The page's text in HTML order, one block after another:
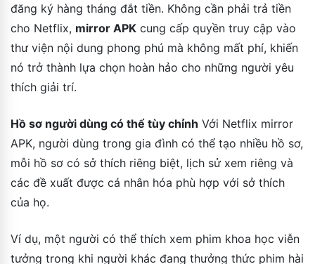
đăng ký hàng tháng đắt tiền. Không cần phải trả tiền
cho Netflix, mirror APK cung cấp quyền truy cập vào
thư viện nội dung phong phú mà không mất phí, khiến
nó trở thành lựa chọn hoàn hảo cho những người yêu
thích giải trí.
Hồ sơ người dùng có thể tùy chỉnh Với Netflix mirror
APK, người dùng trong gia đình có thể tạo nhiều hồ sơ,
mỗi hồ sơ có sở thích riêng biệt, lịch sử xem riêng và
các đề xuất được cá nhân hóa phù hợp với sở thích
của họ.
Ví dụ, một người có thể thích xem phim khoa học viễn
tưởng trong khi người khác đang thưởng thức phim hài